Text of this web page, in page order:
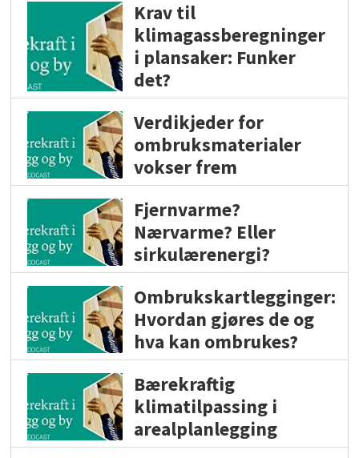
Krav til
klimagassberegninger
i plansaker: Funker
det?
Verdikjeder for
ombruksmaterialer
vokser frem
Fjernvarme?
Nærvarme? Eller
sirkulærenergi?
Ombrukskartlegginger:
Hvordan gjøres de og
hva kan ombrukes?
Bærekraftig
klimatilpassing i
arealplanlegging